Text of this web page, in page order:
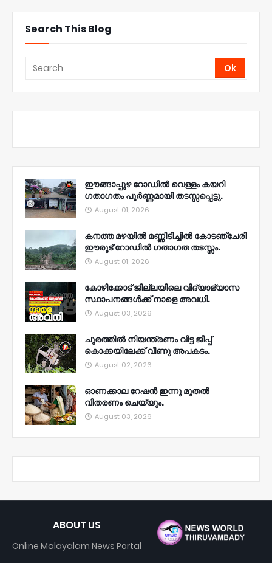
Search This Blog
ഈങ്ങാപ്പുഴ റോഡിൽ വെള്ളം കയറി
ഗതാഗതം പൂർണ്ണമായി തടസ്സപ്പെട്ടു.
August 01, 2026
കനത്ത മഴയിൽ മണ്ണിടിച്ചിൽ കോടഞ്ചേരി
ഈരൂട് റോഡിൽ ഗതാഗത തടസ്സം.
August 01, 2026
കോഴിക്കോട് ജില്ലയിലെ വിദ്യാഭ്യാസ
സ്ഥാപനങ്ങൾക്ക് നാളെ അവധി.
August 03, 2026
ചുരത്തിൽ നിയന്ത്രണം വിട്ട ജീപ്പ്
കൊക്കയിലേക്ക് വീണു അപകടം.
August 02, 2026
ഓണക്കാല റേഷൻ ഇന്നു മുതല്‍
വിതരണം ചെയ്യും.
August 03, 2026
ABOUT US
Online Malayalam News Portal